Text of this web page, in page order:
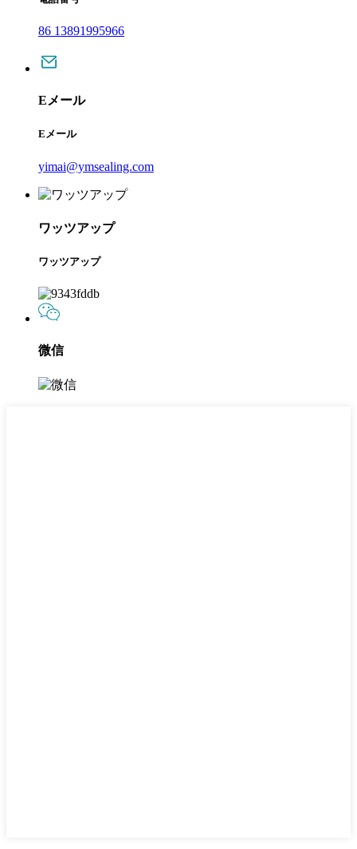
86 13891995966
Eメール
Eメール
yimai@ymsealing.com
ワッツアップ
ワッツアップ
微信